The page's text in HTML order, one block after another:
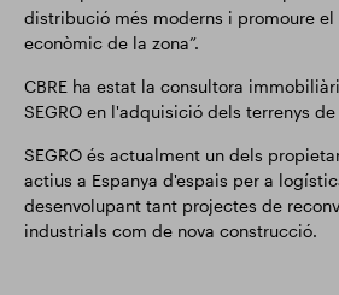
distribució més moderns i promoure
econòmic de la zona”.
CBRE ha estat la consultora
SEGRO en l'adquisició dels terrenys
SEGRO és actualment un dels
actius a Espanya d'espais per a
desenvolupant tant projectes de
industrials com de nova construcció.